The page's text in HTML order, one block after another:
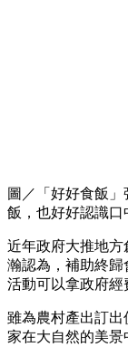
圖／「好好食飯
飯，也好好認識
近年政府大推地
瀚認為，補助終
活動可以拿政府經
雖為農村產出訂
家在大自然的美